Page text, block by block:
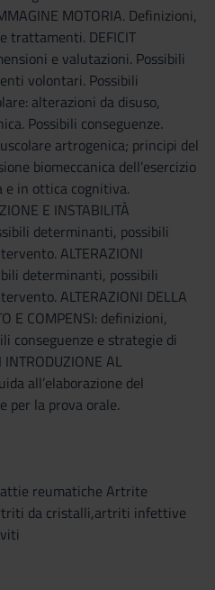
MOTORIA. Definizioni,
trattamenti. DEFICIT
e valutazioni. Possibili
volontari. Possibili
alterazioni da disuso,
Possibili conseguenze.
artrogenica; principi del
biomeccanica dell’esercizio
in ottica cognitiva.
E INSTABILITÀ
determinanti, possibili
ALTERAZIONI
determinanti, possibili
ALTERAZIONI DELLA
E COMPENSI: definizioni,
conseguenze e strategie di
AL
all’elaborazione del
per la prova orale.
reumatiche Artrite
da cristalli,artriti infettive